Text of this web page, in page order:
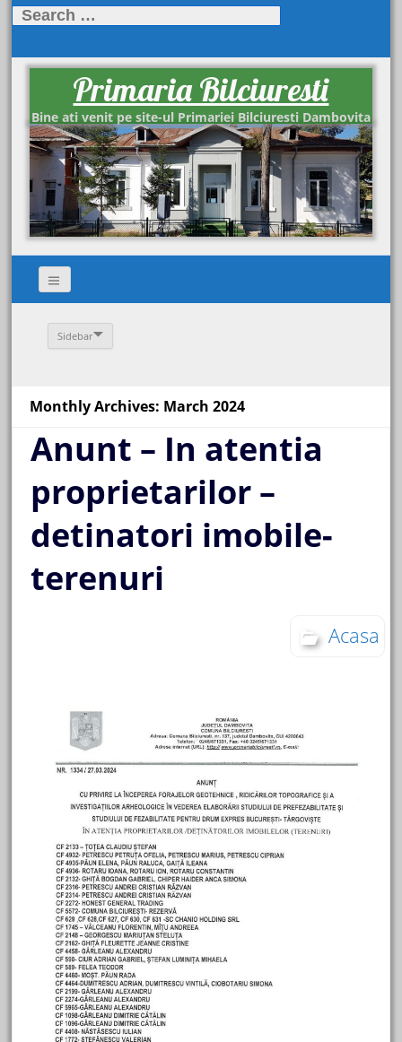
Search
Primaria Bilciuresti
Bine ati venit pe site-ul Primariei Bilciuresti Dambovita
Sidebar
Monthly Archives: March 2024
Anunt – In atentia
proprietarilor –
detinatori imobile-
terenuri
Acasa